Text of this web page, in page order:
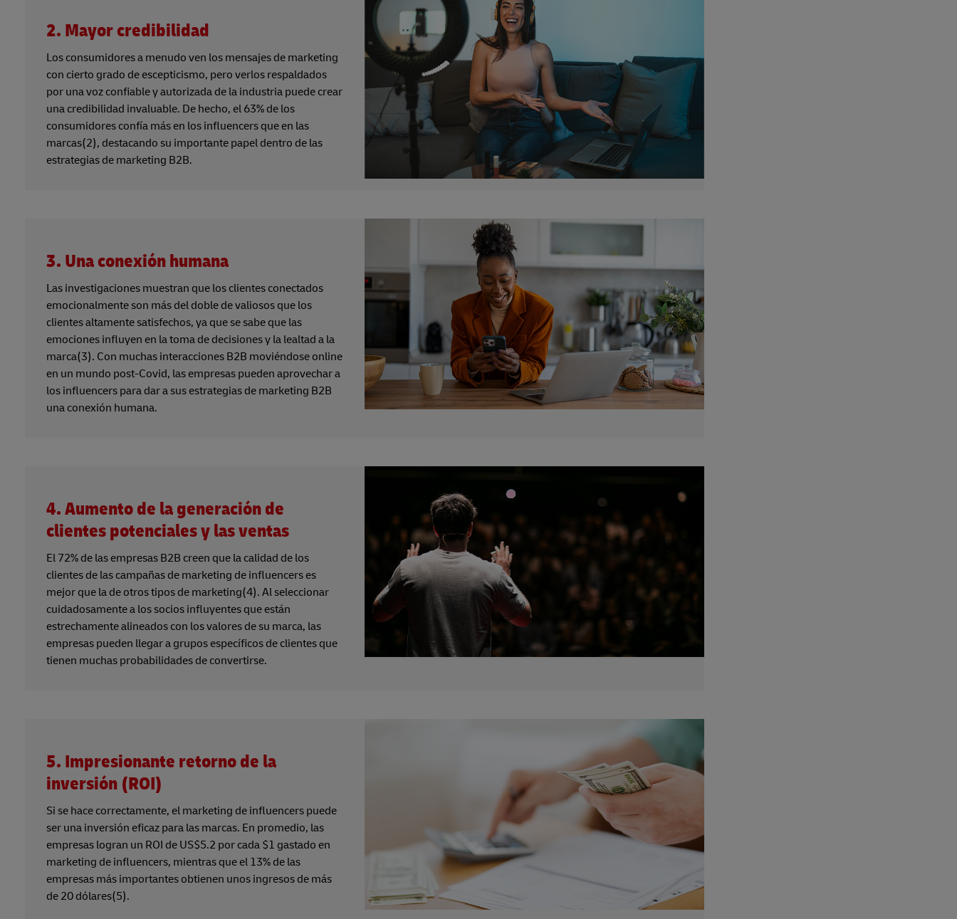
2. Mayor credibilidad
Los consumidores a menudo ven los mensajes de marketing
con cierto grado de escepticismo, pero verlos respaldados
por una voz confiable y autorizada de la industria puede crear
una credibilidad invaluable. De hecho, el 63% de los
consumidores confía más en los influencers que en las
marcas(2), destacando su importante papel dentro de las
estrategias de marketing B2B.
3. Una conexión humana
Las investigaciones muestran que los clientes conectados
emocionalmente son más del doble de valiosos que los
clientes altamente satisfechos, ya que se sabe que las
emociones influyen en la toma de decisiones y la lealtad a la
marca(3). Con muchas interacciones B2B moviéndose online
en un mundo post-Covid, las empresas pueden aprovechar a
los influencers para dar a sus estrategias de marketing B2B
una conexión humana.
4. Aumento de la generación de
clientes potenciales y las ventas
El 72% de las empresas B2B creen que la calidad de los
clientes de las campañas de marketing de influencers es
mejor que la de otros tipos de marketing(4). Al seleccionar
cuidadosamente a los socios influyentes que están
estrechamente alineados con los valores de su marca, las
empresas pueden llegar a grupos específicos de clientes que
tienen muchas probabilidades de convertirse.
5. Impresionante retorno de la
inversión (ROI)
Si se hace correctamente, el marketing de influencers puede
ser una inversión eficaz para las marcas. En promedio, las
empresas logran un ROI de US$5.2 por cada $1 gastado en
marketing de influencers, mientras que el 13% de las
empresas más importantes obtienen unos ingresos de más
de 20 dólares(5).